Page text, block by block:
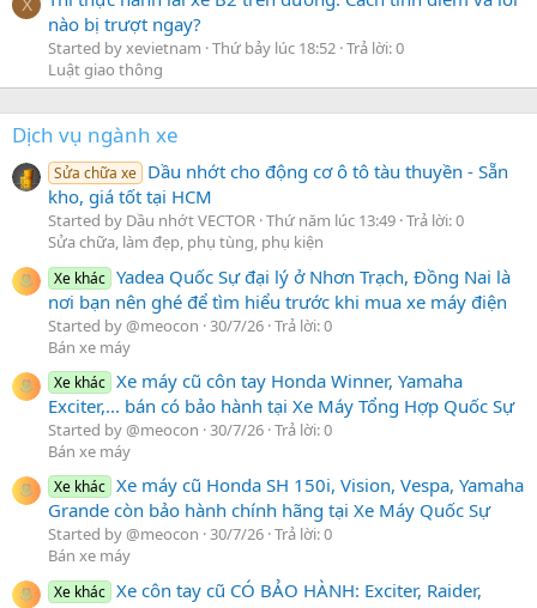
X
nào bị trượt ngay?
Started by xevietnam Thứ bảy lúc 18:52 Trả lời: 0
Luật giao thông
Dịch vụ ngành xe
Sửa chữa xe Dầu nhớt cho động cơ ô tô tàu thuyền - Sẵn
kho, giá tốt tại HCM
Started by Dầu nhớt VECTOR Thứ năm lúc 13:49 Trả lời: 0
Sửa chữa, làm đẹp, phụ tùng, phụ kiện
Xe khác Yadea Quốc Sự đại lý ở Nhơn Trạch, Đồng Nai là
nơi bạn nên ghé để tìm hiểu trước khi mua xe máy điện
Started by @meocon 30/7/26 Trả lời: 0
Bán xe máy
Xe khác Xe máy cũ côn tay Honda Winner, Yamaha
Exciter,... bán có bảo hành tại Xe Máy Tổng Hợp Quốc Sự
Started by @meocon 30/7/26 Trả lời: 0
Bán xe máy
Xe khác Xe máy cũ Honda SH 150i, Vision, Vespa, Yamaha
Grande còn bảo hành chính hãng tại Xe Máy Quốc Sự
Started by @meocon 30/7/26 Trả lời: 0
Bán xe máy
Xe khác Xe côn tay cũ CÓ BẢO HÀNH: Exciter, Raider,